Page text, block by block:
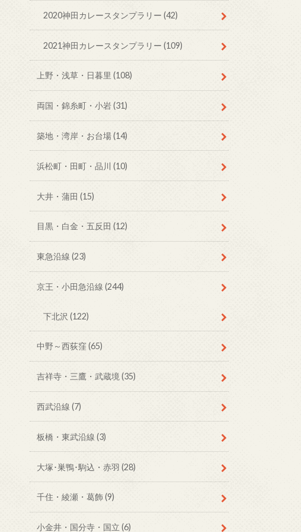
2020神田カレースタンプラリー(42)
2021神田カレースタンプラリー(109)
上野・浅草・日暮里 (108)
両国・錦糸町・小岩(31)
築地・湾岸・お台場(14)
浜松町・田町・品川 (10)
大井・蒲田 (15)
目黒・白金・五反田 (12)
東急沿線 (23)
京王・小田急沿線 (244)
下北沢(122)
中野～西荻窪 (65)
吉祥寺・三鷹・武蔵境 (35)
西武沿線 (7)
板橋・東武沿線 (3)
大塚･巣鴨･駒込・赤羽 (28)
千住・綾瀬・葛飾(9)
小金井・国分寺・国立 (6)